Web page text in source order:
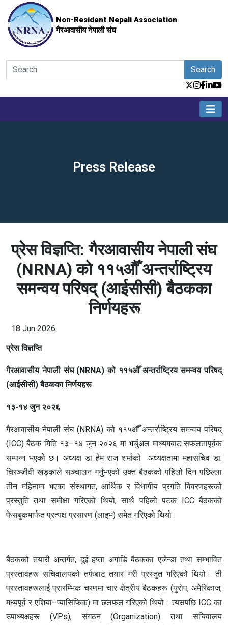
Non-Resident Nepali Association
गैरआवासीय नेपाली संघ
Search
Press Release
प्रेस विज्ञप्ति: गैरआवासीय नेपाली संघ
(NRNA) को ११५औँ अन्तर्राष्ट्रिय
समन्वय परिषद् (आईसीसी) बैठकका
निर्णयहरू
18 Jun 2026
प्रेस विज्ञप्ति
गैरआवासीय नेपाली संघ (NRNA) को ११५औँ अन्तर्राष्ट्रिय समन्वय परिषद्
(आईसीसी) बैठकका निर्णयहरू
१३-१४ जुन २०२६
गैरआवासीय नेपाली संघ (NRNA) को ११५औँ अन्तर्राष्ट्रिय समन्वय परिषद्
(ICC) बैठक मिति १३–१४ जुन २०२६ मा भर्चुअल माध्यमबाट सफलतापूर्वक
सम्पन्न भएको छ। अध्यक्ष डा हेम राज शर्माको अध्यक्षतामा महासचिव डा.
चिरञ्जीवी खड्काले सञ्चालन गर्नुभएको उक्त बैठकको पहिलो दिन पछिल्ला
तीन महिनामा भएका संस्थागत, आर्थिक र विभागीय प्रगति विवरणहरूको
प्रस्तुति तथा समीक्षा गरिएको थियो, साथै पहिलो पटक ICC बैठकको
फेसबुकमार्फत प्रत्यक्ष प्रसारण (लाइभ) समेत गरिएको थियो।
बैठकको तयारी अन्तर्गत, दुई हप्ता अगाडि बैठकका एजेन्डा तथा सम्भावित
प्रस्तावहरू सचिवालयको तर्फबाट तयार गरी प्रस्तुत गरिएको थियो। ती
प्रस्तावहरूलाई प्रारम्भिक चरणमा चार क्षेत्रीय बैठकहरू (युरोप, अमेरिकाज,
मध्यपूर्व र एशिया–प्यासिफिक) मा छलफल गरिएको थियो। त्यसपछि ICC का
उपाध्यक्षहरू (VPs), संगठन (Organization) तथा सचिवालय